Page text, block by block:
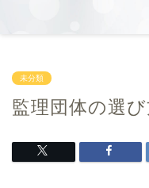
未分類
監理団体の選び